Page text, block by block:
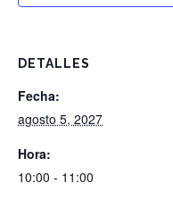
DETALLES
Fecha:
agosto 5, 2027
Hora:
10:00 - 11:00